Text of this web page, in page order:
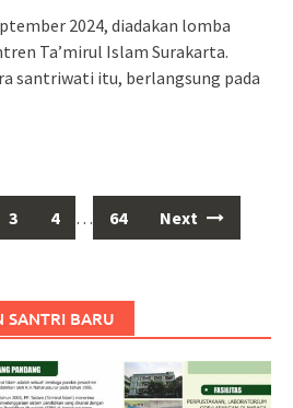
2024, diadakan lomba
Ta’mirul Islam Surakarta.
santriwati itu, berlangsung pada
3 4 … 64 Next
SANTRI BARU